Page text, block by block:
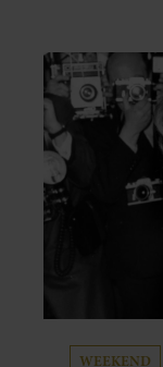
welke
meest
WEEKEND